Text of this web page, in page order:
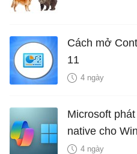
Cách mở
11
4 ngày
Microsoft
native cho
năng mới Hữu
4 ngày